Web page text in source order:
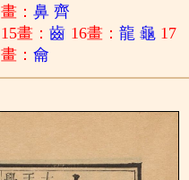
畫：鼻 齊
15畫：齒 16畫： 龍 龜 17
畫：龠